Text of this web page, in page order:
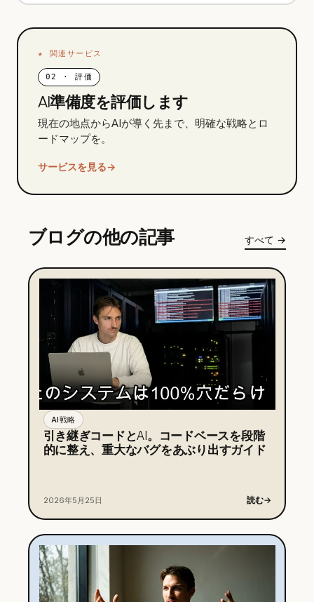
★ 関連サービス
02 ·評価
AI準備度を評価します
現在の地点からAIが導く先まで、明確な戦略とロ
ードマップを。
サービスを見る→
ブログの他の記事 すべて →
AI戦略
引き継ぎコードとAI。コードベースを段階
的に整え、重大なバグをあぶり出すガイド
2026年5月25日 読む→